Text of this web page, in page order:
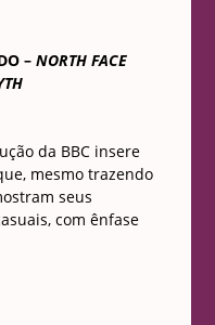
– NORTH FACE
da BBC insere
mesmo trazendo
seus
com ênfase